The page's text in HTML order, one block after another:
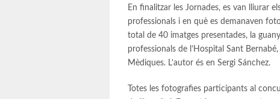
En finalitzar les Jornades, es van lliurar
professionals i en què es demanaven
total de 40 imatges presentades, la
professionals de l’Hospital Sant
Mèdiques. L’autor és en Sergi Sánchez.
Totes les fotografies participants al